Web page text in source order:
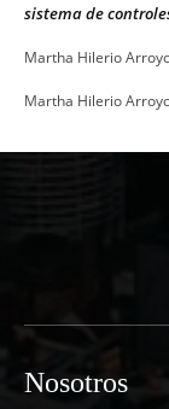
sistema de
Martha Hilerio
Martha Hilerio
Nosotros